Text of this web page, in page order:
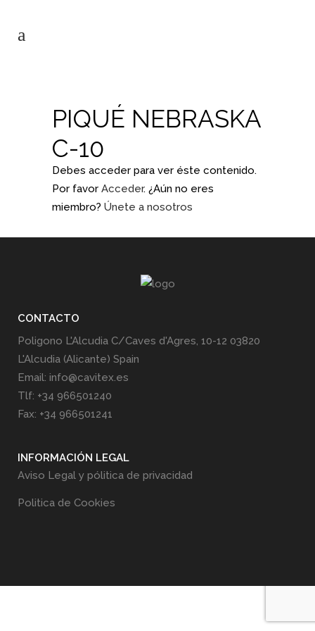
PIQUÉ NEBRASKA
C-10
Debes acceder para ver éste contenido.
Por favor Acceder. ¿Aún no eres
miembro? Únete a nosotros
CONTACTO
Poligono L'Alcudia C/Caves d'Agres, 10-12 03820
L'Alcudia (Alicante) Spain
Email: info@cavitex.es
Tlf: +34 966501240
Fax: +34 966501241
INFORMACIÓN LEGAL
Aviso Legal y pólitica de privacidad
Politica de Cookies